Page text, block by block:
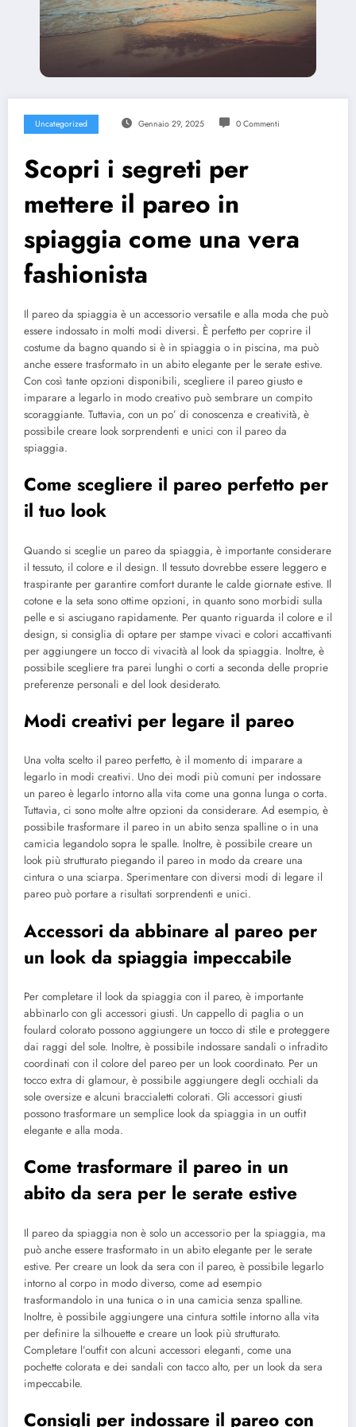
Uncategorized Gennaio 29, 2025 0 Commenti
Scopri i segreti per
mettere il pareo in
spiaggia come una vera
fashionista
Il pareo da spiaggia è un accessorio versatile e alla moda che può
essere indossato in molti modi diversi. È perfetto per coprire il
costume da bagno quando si è in spiaggia o in piscina, ma può
anche essere trasformato in un abito elegante per le serate estive.
Con così tante opzioni disponibili, scegliere il pareo giusto e
imparare a legarlo in modo creativo può sembrare un compito
scoraggiante. Tuttavia, con un po’ di conoscenza e creatività, è
possibile creare look sorprendenti e unici con il pareo da
spiaggia.
Come scegliere il pareo perfetto per
il tuo look
Quando si sceglie un pareo da spiaggia, è importante considerare
il tessuto, il colore e il design. Il tessuto dovrebbe essere leggero e
traspirante per garantire comfort durante le calde giornate estive. Il
cotone e la seta sono ottime opzioni, in quanto sono morbidi sulla
pelle e si asciugano rapidamente. Per quanto riguarda il colore e il
design, si consiglia di optare per stampe vivaci e colori accattivanti
per aggiungere un tocco di vivacità al look da spiaggia. Inoltre, è
possibile scegliere tra parei lunghi o corti a seconda delle proprie
preferenze personali e del look desiderato.
Modi creativi per legare il pareo
Una volta scelto il pareo perfetto, è il momento di imparare a
legarlo in modi creativi. Uno dei modi più comuni per indossare
un pareo è legarlo intorno alla vita come una gonna lunga o corta.
Tuttavia, ci sono molte altre opzioni da considerare. Ad esempio, è
possibile trasformare il pareo in un abito senza spalline o in una
camicia legandolo sopra le spalle. Inoltre, è possibile creare un
look più strutturato piegando il pareo in modo da creare una
cintura o una sciarpa. Sperimentare con diversi modi di legare il
pareo può portare a risultati sorprendenti e unici.
Accessori da abbinare al pareo per
un look da spiaggia impeccabile
Per completare il look da spiaggia con il pareo, è importante
abbinarlo con gli accessori giusti. Un cappello di paglia o un
foulard colorato possono aggiungere un tocco di stile e proteggere
dai raggi del sole. Inoltre, è possibile indossare sandali o infradito
coordinati con il colore del pareo per un look coordinato. Per un
tocco extra di glamour, è possibile aggiungere degli occhiali da
sole oversize e alcuni braccialetti colorati. Gli accessori giusti
possono trasformare un semplice look da spiaggia in un outfit
elegante e alla moda.
Come trasformare il pareo in un
abito da sera per le serate estive
Il pareo da spiaggia non è solo un accessorio per la spiaggia, ma
può anche essere trasformato in un abito elegante per le serate
estive. Per creare un look da sera con il pareo, è possibile legarlo
intorno al corpo in modo diverso, come ad esempio
trasformandolo in una tunica o in una camicia senza spalline.
Inoltre, è possibile aggiungere una cintura sottile intorno alla vita
per definire la silhouette e creare un look più strutturato.
Completare l’outfit con alcuni accessori eleganti, come una
pochette colorata e dei sandali con tacco alto, per un look da sera
impeccabile.
Consigli per indossare il pareo con